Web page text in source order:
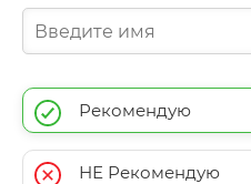
Рекомендую
НЕ Рекомендую